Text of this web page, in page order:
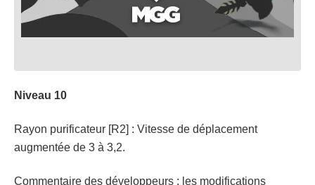
Niveau 10
Rayon purificateur [R2] : Vitesse de déplacement
augmentée de 3 à 3,2.
Commentaire des développeurs : les modifications